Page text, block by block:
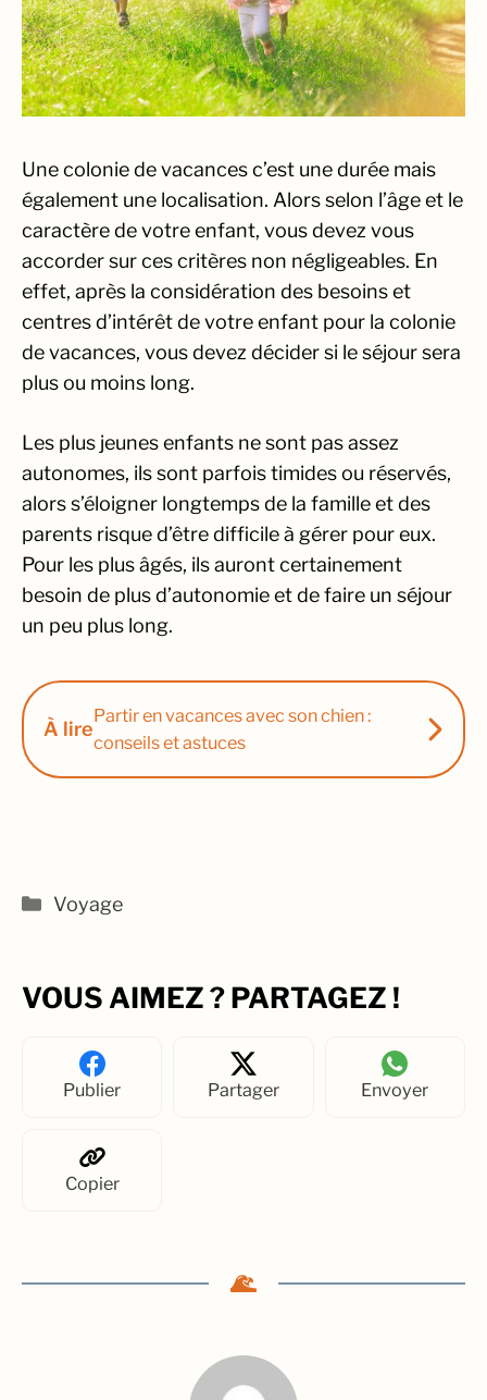
Une colonie de vacances c’est une durée mais
également une localisation. Alors selon l’âge et le
caractère de votre enfant, vous devez vous
accorder sur ces critères non négligeables. En
effet, après la considération des besoins et
centres d’intérêt de votre enfant pour la colonie
de vacances, vous devez décider si le séjour sera
plus ou moins long.
http://alux.jp/
Les plus jeunes enfants ne sont pas assez
autonomes, ils sont parfois timides ou réservés,
alors s’éloigner longtemps de la famille et des
parents risque d’être difficile à gérer pour eux.
Pour les plus âgés, ils auront certainement
besoin de plus d’autonomie et de faire un séjour
un peu plus long.
À lire
Partir en vacances avec son chien :
conseils et astuces
Catégories
Voyage
VOUS AIMEZ ? PARTAGEZ !
Publier Partager Envoyer
Copier